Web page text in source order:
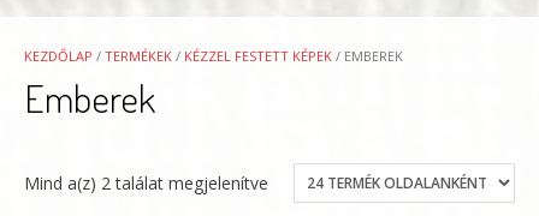
KEZDŐLAP / TERMÉKEK / KÉZZEL FESTETT KÉPEK / EMBEREK
Emberek
Mind a(z) 2 találat megjelenítve